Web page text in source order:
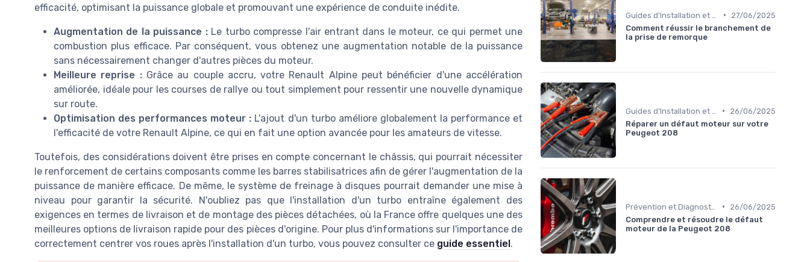
efficacité, optimisant la puissance globale et promouvant une expérience de conduite inédite.
Augmentation de la puissance :Le turbo compresse l'air entrant dans le moteur, ce qui permet une
combustion plus efficace. Par conséquent, vous obtenez une augmentation notable de la puissance
sans nécessairement changer d'autres pièces du moteur.
Meilleure reprise :Grâce au couple accru, votre Renault Alpine peut bénéficier d'une accélération
améliorée, idéale pour les courses de rallye ou tout simplement pour ressentir une nouvelle dynamique
sur route.
Optimisation des performances moteur : L'ajout d'un turbo améliore globalement la performance et
l'efficacité de votre Renault Alpine, ce qui en fait une option avancée pour les amateurs de vitesse.
Toutefois, des considérations doivent être prises en compte concernant le châssis, qui pourrait nécessiter
le renforcement de certains composants comme les barres stabilisatrices afin de gérer l'augmentation de la
puissance de manière efficace. De même, le système de freinage à disques pourrait demander une mise à
niveau pour garantir la sécurité. N'oubliez pas que l'installation d'un turbo entraîne également des
exigences en termes de livraison et de montage des pièces détachées, où la France offre quelques une des
meilleures options de livraison rapide pour des pièces d'origine. Pour plus d'informations sur l'importance de
correctement centrer vos roues après l'installation d'un turbo, vous pouvez consulter ce guide essentiel.
•
27/06/2025
Comment réussir le branchement de
la prise de remorque
•
26/06/2025
Réparer un défaut moteur sur votre
Peugeot 208
•
26/06/2025
Comprendre et résoudre le défaut
moteur de la Peugeot 208